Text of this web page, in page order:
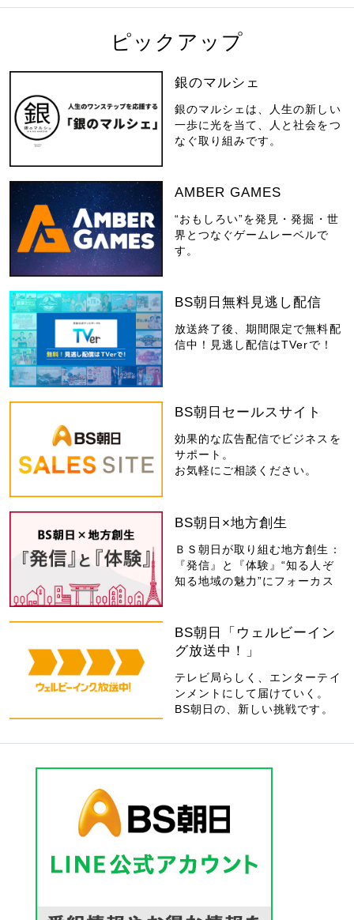
ピックアップ
銀のマルシェ
銀のマルシェは、人生の新しい
一歩に光を当て、人と社会をつ
なぐ取り組みです。
AMBER GAMES
“おもしろい”を発見・発掘・世
界とつなぐゲームレーベルで
す。
BS朝日無料見逃し配信
放送終了後、期間限定で無料配
信中！見逃し配信はTVerで！
BS朝日セールスサイト
効果的な広告配信でビジネスを
サポート。
お気軽にご相談ください。
BS朝日×地方創生
ＢＳ朝日が取り組む地方創生：
『発信』と『体験』“知る人ぞ
知る地域の魅力”にフォーカス
BS朝日「ウェルビーイン
グ放送中！」
テレビ局らしく、エンターテイ
ンメントにして届けていく。
BS朝日の、新しい挑戦です。